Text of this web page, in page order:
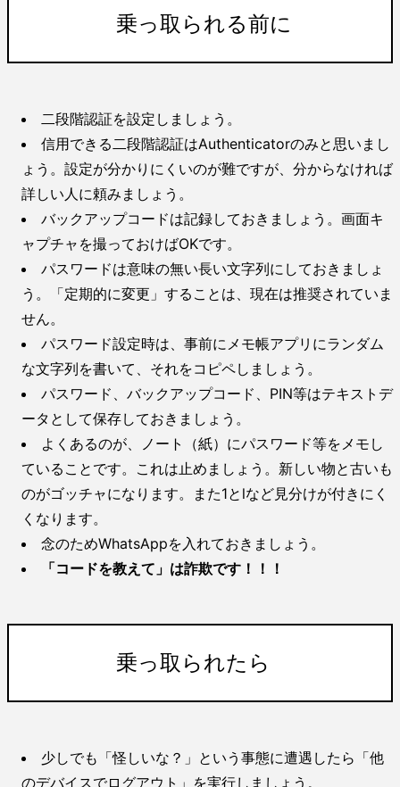
乗っ取られる前に
二段階認証を設定しましょう。
信用できる二段階認証はAuthenticatorのみと思いまし
ょう。設定が分かりにくいのが難ですが、分からなければ
詳しい人に頼みましょう。
バックアップコードは記録しておきましょう。画面キ
ャプチャを撮っておけばOKです。
パスワードは意味の無い長い文字列にしておきましょ
う。「定期的に変更」することは、現在は推奨されていま
せん。
パスワード設定時は、事前にメモ帳アプリにランダム
な文字列を書いて、それをコピペしましょう。
パスワード、バックアップコード、PIN等はテキストデ
ータとして保存しておきましょう。
よくあるのが、ノート（紙）にパスワード等をメモし
ていることです。これは止めましょう。新しい物と古いも
のがゴッチャになります。また1とlなど見分けが付きにく
くなります。
念のためWhatsAppを入れておきましょう。
「コードを教えて」は詐欺です！！！
乗っ取られたら
少しでも「怪しいな？」という事態に遭遇したら「他
のデバイスでログアウト」を実行しましょう。